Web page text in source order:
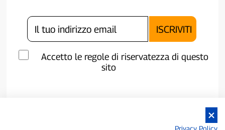
Accetto le regole di riservatezza di questo
sito